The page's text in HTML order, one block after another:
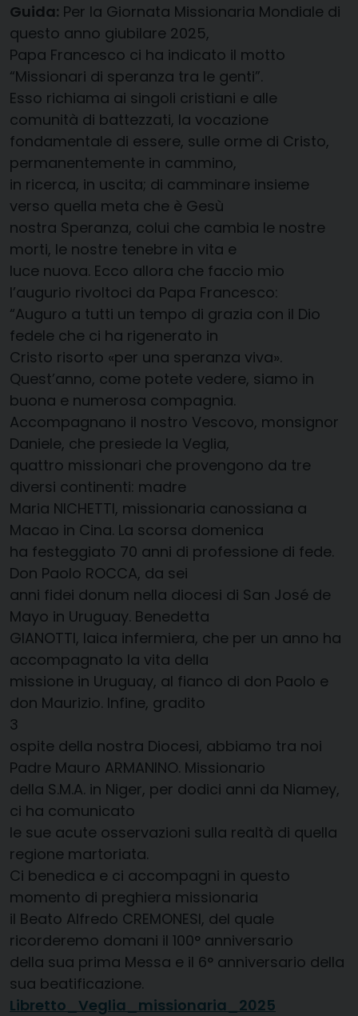
Guida: Per la Giornata Missionaria Mondiale di
questo anno giubilare 2025,
Papa Francesco ci ha indicato il motto
“Missionari di speranza tra le genti”.
Esso richiama ai singoli cristiani e alle
comunità di battezzati, la vocazione
fondamentale di essere, sulle orme di Cristo,
permanentemente in cammino,
in ricerca, in uscita; di camminare insieme
verso quella meta che è Gesù
nostra Speranza, colui che cambia le nostre
morti, le nostre tenebre in vita e
luce nuova. Ecco allora che faccio mio
l’augurio rivoltoci da Papa Francesco:
“Auguro a tutti un tempo di grazia con il Dio
fedele che ci ha rigenerato in
Cristo risorto «per una speranza viva».
Quest’anno, come potete vedere, siamo in
buona e numerosa compagnia.
Accompagnano il nostro Vescovo, monsignor
Daniele, che presiede la Veglia,
quattro missionari che provengono da tre
diversi continenti: madre
Maria NICHETTI, missionaria canossiana a
Macao in Cina. La scorsa domenica
ha festeggiato 70 anni di professione di fede.
Don Paolo ROCCA, da sei
anni fidei donum nella diocesi di San José de
Mayo in Uruguay. Benedetta
GIANOTTI, laica infermiera, che per un anno ha
accompagnato la vita della
missione in Uruguay, al fianco di don Paolo e
don Maurizio. Infine, gradito
3
ospite della nostra Diocesi, abbiamo tra noi
Padre Mauro ARMANINO. Missionario
della S.M.A. in Niger, per dodici anni da Niamey,
ci ha comunicato
le sue acute osservazioni sulla realtà di quella
regione martoriata.
Ci benedica e ci accompagni in questo
momento di preghiera missionaria
il Beato Alfredo CREMONESI, del quale
ricorderemo domani il 100° anniversario
della sua prima Messa e il 6° anniversario della
sua beatificazione.
Libretto_Veglia_missionaria_2025